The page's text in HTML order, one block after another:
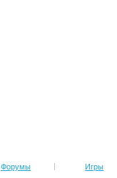
Форумы Игры